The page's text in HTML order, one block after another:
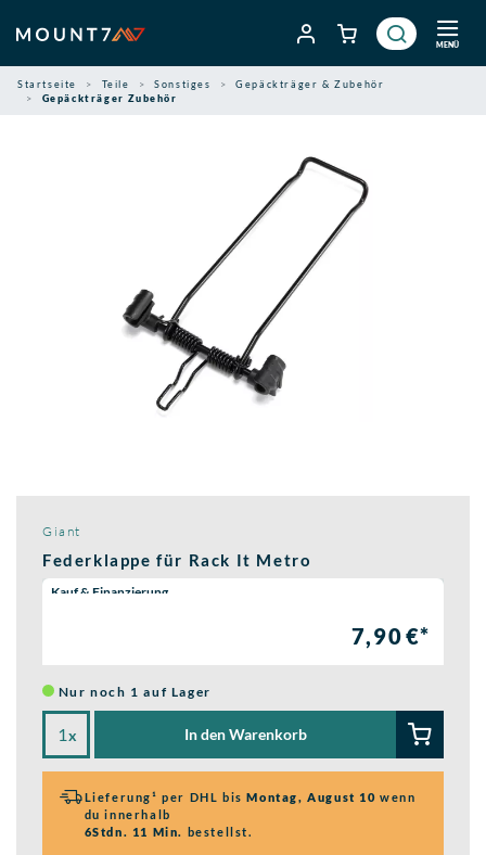
Inhalt
springen
MENÜ
Startseite Teile Sonstiges
Gepäckträger & Zubehör
Gepäckträger Zubehör
Giant
Federklappe für Rack It Metro
Wähle eine Preisoption:
Kauf & Finanzierung
7,90 €*
Nur noch 1 auf Lager
x In den Warenkorb
Lieferung¹ per DHL bisMontag, August 10 wenn
du innerhalb
6Stdn. 11 Min. bestellst.